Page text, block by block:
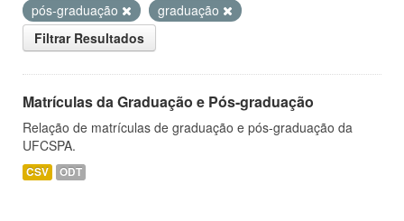
pós-graduação
graduação
Filtrar Resultados
Matrículas da Graduação e Pós-graduação
Relação de matrículas de graduação e pós-graduação da
UFCSPA.
CSV ODT